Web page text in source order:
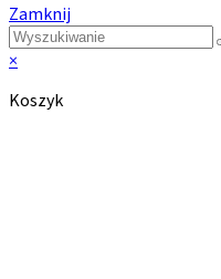
Zamknij
×
Koszyk